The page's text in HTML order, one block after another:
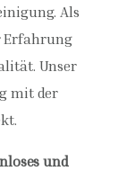
Als
Erfahrung
Unser
mit der
und